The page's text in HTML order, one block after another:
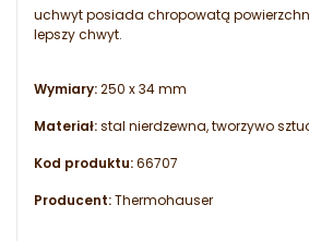
uchwyt posiada chropowatą
lepszy chwyt.
Wymiary:250 x 34 mm
Materiał:stal nierdzewna, tworzywo
Kod produktu:66707
Producent:Thermohauser